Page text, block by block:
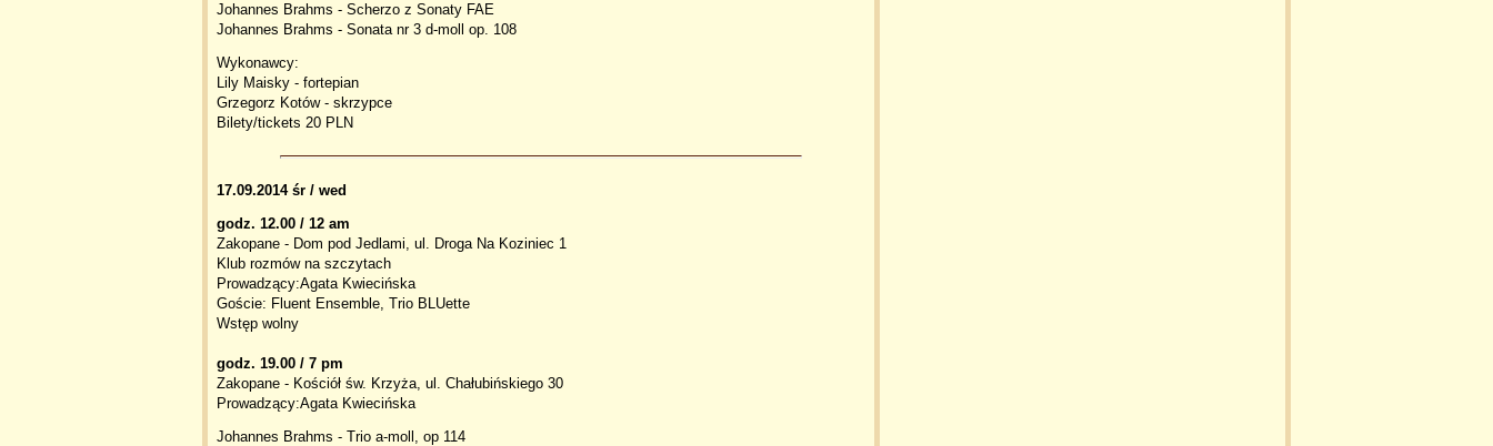
Johannes Brahms - Scherzo z Sonaty FAE
Johannes Brahms - Sonata nr 3 d-moll op. 108
Wykonawcy:
Lily Maisky - fortepian
Grzegorz Kotów - skrzypce
Bilety/tickets 20 PLN
17.09.2014 śr / wed
godz. 12.00 / 12 am
Zakopane - Dom pod Jedlami, ul. Droga Na Koziniec 1
Klub rozmów na szczytach
Prowadzący:Agata Kwiecińska
Goście: Fluent Ensemble, Trio BLUette
Wstęp wolny
godz. 19.00 / 7 pm
Zakopane - Kościół św. Krzyża, ul. Chałubińskiego 30
Prowadzący:Agata Kwiecińska
Johannes Brahms - Trio a-moll, op 114